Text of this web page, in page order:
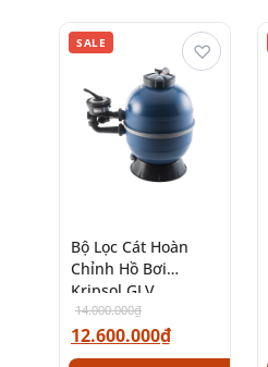
SALE
Bộ Lọc Cát Hoàn
Chỉnh Hồ Bơi
Kripsol GLV
14.000.000₫
12.600.000₫
♡